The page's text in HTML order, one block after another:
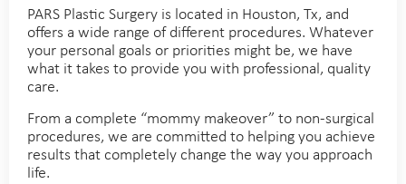
PARS Plastic Surgery is located in Houston, Tx, and
offers a wide range of different procedures. Whatever
your personal goals or priorities might be, we have
what it takes to provide you with professional, quality
care.
From a complete “mommy makeover” to non-surgical
procedures, we are committed to helping you achieve
results that completely change the way you approach
life.